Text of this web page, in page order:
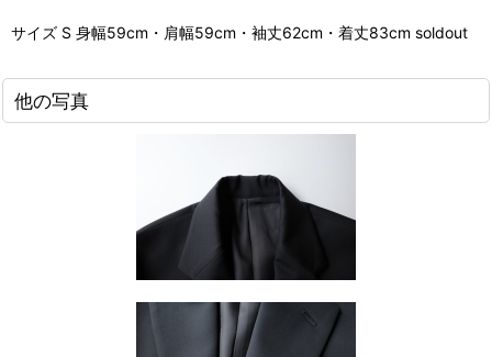
サイズ S 身幅59cm・肩幅59cm・袖丈62cm・着丈83cm soldout
他の写真